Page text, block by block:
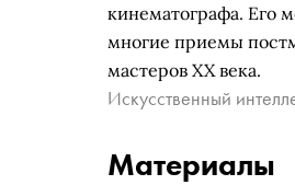
кинематографа. Его
многие приемы
мастеров XX века.
Искусственный
Материалы